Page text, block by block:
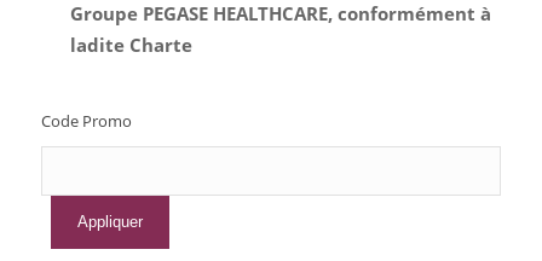
Groupe PEGASE HEALTHCARE, conformément à
ladite Charte
Code Promo